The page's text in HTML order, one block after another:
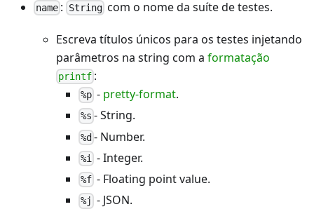
name : Stringcom o nome da suíte de testes.
Escreva títulos únicos para os testes injetando
parâmetros na string com a formatação
printf :
%p - pretty-format.
%s - String.
%d - Number.
%i - Integer.
%f - Floating point value.
%j - JSON.